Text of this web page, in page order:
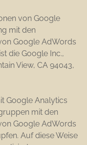
von Google
mit den
Google AdWords
die Google Inc.,
View, CA 94043,
Google Analytics
mit den
Google AdWords
Auf diese Weise